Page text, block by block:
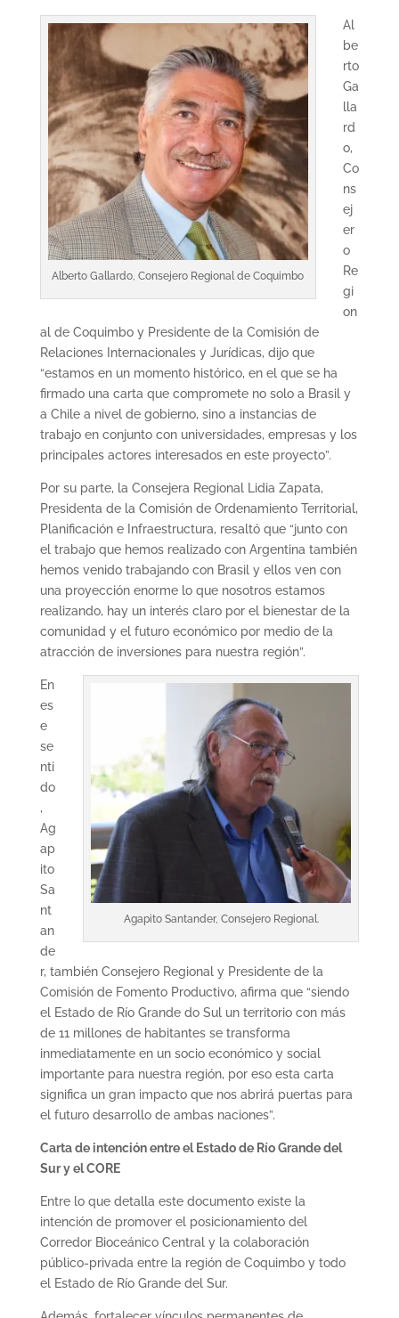
Alberto Gallardo, Consejero Regional de Coquimbo
Al
be
rto
Ga
lla
rd
o,
Co
ns
ej
er
o
Re
gi
on
al de Coquimbo y Presidente de la Comisión de
Relaciones Internacionales y Jurídicas, dijo que
“estamos en un momento histórico, en el que se ha
firmado una carta que compromete no solo a Brasil y
a Chile a nivel de gobierno, sino a instancias de
trabajo en conjunto con universidades, empresas y los
principales actores interesados en este proyecto”.
Por su parte, la Consejera Regional Lidia Zapata,
Presidenta de la Comisión de Ordenamiento Territorial,
Planificación e Infraestructura, resaltó que “junto con
el trabajo que hemos realizado con Argentina también
hemos venido trabajando con Brasil y ellos ven con
una proyección enorme lo que nosotros estamos
realizando, hay un interés claro por el bienestar de la
comunidad y el futuro económico por medio de la
atracción de inversiones para nuestra región”.
Agapito Santander, Consejero Regional.
En
es
e
se
nti
do
,
Ag
ap
ito
Sa
nt
an
de
r, también Consejero Regional y Presidente de la
Comisión de Fomento Productivo, afirma que “siendo
el Estado de Río Grande do Sul un territorio con más
de 11 millones de habitantes se transforma
inmediatamente en un socio económico y social
importante para nuestra región, por eso esta carta
significa un gran impacto que nos abrirá puertas para
el futuro desarrollo de ambas naciones”.
Carta de intención entre el Estado de Río Grande del
Sur y el CORE
Entre lo que detalla este documento existe la
intención de promover el posicionamiento del
Corredor Bioceánico Central y la colaboración
público-privada entre la región de Coquimbo y todo
el Estado de Río Grande del Sur.